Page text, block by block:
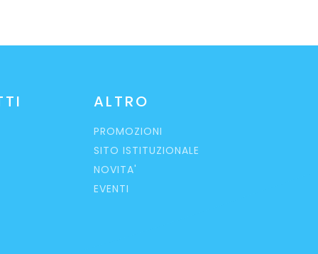
ALTRO
PROMOZIONI
SITO ISTITUZIONALE
NOVITA'
EVENTI